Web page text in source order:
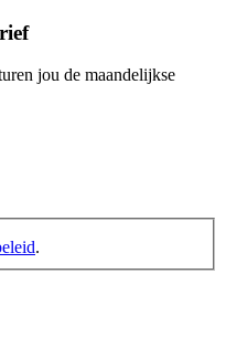
jou de maandelijkse
.